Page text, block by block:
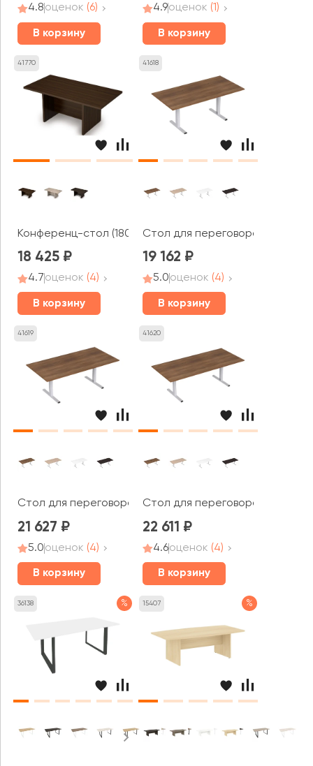
4.8оценок (6)
В корзину
4.9оценок (1)
В корзину
41770
Конференц-стол (1800*900*750) 4СК.018 ТАЙМ-МАКС /
18 425
4.7оценок (4)
В корзину
41618
Стол для переговоров
19 162
5.0оценок (4)
В корзину
41619
Стол для переговоров (2000*1000*750) 2МТП.002
21 627
5.0оценок (4)
В корзину
41620
Стол для переговоров
22 611
4.6оценок (4)
В корзину
36138 % 15407 %